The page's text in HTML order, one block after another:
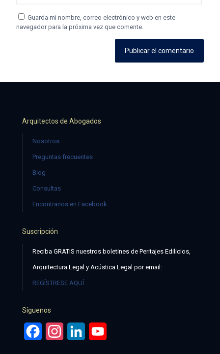
Guarda mi nombre, correo electrónico y web en este
navegador para la próxima vez que comente.
Arquitectos de Abogados
Nosotros
Preguntas frecuentes
Blog
Consultas
Encontranos en Facebook
Suscripción
Reciba GRATIS nuestros boletines de Peritajes Edilicios,
Arquitectura Legal y Acústica Legal por email:
REGÍSTRESE AQUÍ
Síguenos
FacebookInstagramLinkedIn